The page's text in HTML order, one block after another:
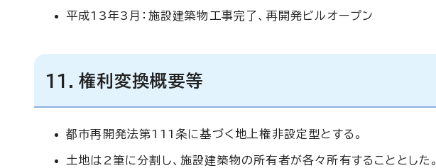
平成13年3月：施設建築物工事完了、再開発ビルオープン
11．権利変換概要等
都市再開発法第111条に基づく地上権非設定型とする。
土地は2筆に分割し、施設建築物の所有者が各々所有することとした。